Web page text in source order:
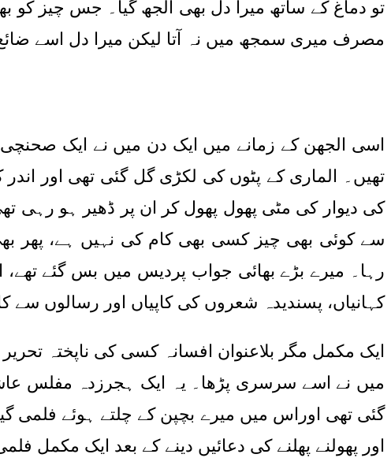
تو دماغ کے ساتھ میرا دل بھی الجھ گیا۔ جس چیز کو
مصرف میری سمجھ میں نہ آتا لیکن میرا دل اسے ضائع
اسی الجھن کے زمانے میں ایک دن میں نے ایک
تھیں۔ الماری کے پٹوں کی لکڑی گل گئی تھی اور
کی دیوار کی مٹی پھول پھول کر ان پر ڈھیر ہو رہی
سے کوئی بھی چیز کسی بھی کام کی نہیں ہے، پھر بھی
رہا۔ میرے بڑے بھائی جواب پردیس میں بس گئے تھے،
کہانیاں، پسندیدہ شعروں کی کاپیاں اور رسالوں سے
ایک مکمل مگر بلاعنوان افسانہ کسی کی ناپختہ تحریر
میں نے اسے سرسری پڑھا۔ یہ ایک ہجرزدہ مفلس
گئی تھی اوراس میں میرے بچپن کے چلتے ہوئے فلمی
اور پھولنے پھلنے کی دعائیں دینے کے بعد ایک مکمل